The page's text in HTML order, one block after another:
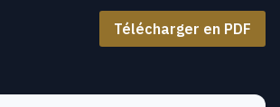
Télécharger en PDF